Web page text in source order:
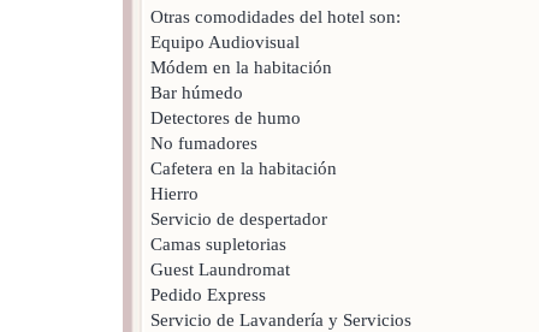
Otras comodidades del hotel son:
Equipo Audiovisual
Módem en la habitación
Bar húmedo
Detectores de humo
No fumadores
Cafetera en la habitación
Hierro
Servicio de despertador
Camas supletorias
Guest Laundromat
Pedido Express
Servicio de Lavandería y Servicios